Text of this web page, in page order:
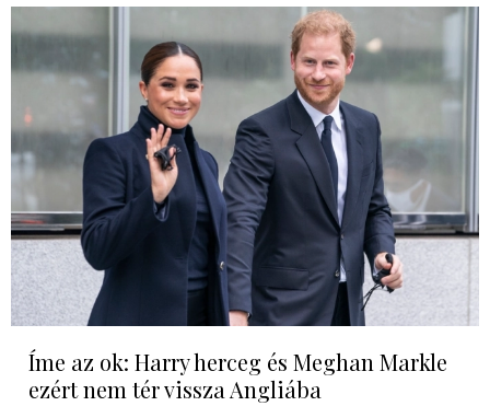
Íme az ok: Harry herceg és Meghan Markle
ezért nem tér vissza Angliába